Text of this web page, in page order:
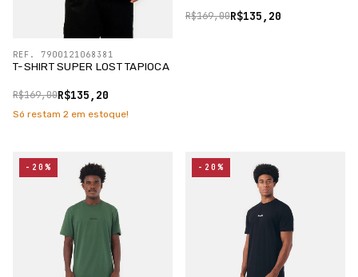
T-SHIRT SUPER LOST TAPIOCA
R$135,20
R$169,00
REF. 7900121068381
Só restam 2 em estoque!
R$135,20
R$169,00
-20% -20%